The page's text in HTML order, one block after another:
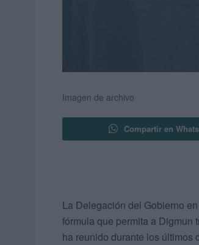
Imagen de archivo
Compartir en
La Delegación del Gobierno
fórmula que permita a Digmun
ha reunido durante los